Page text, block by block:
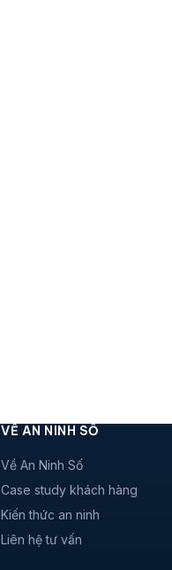
VỀ AN NINH SỐ
Về An Ninh Số
Case study khách hàng
Kiến thức an ninh
Liên hệ tư vấn